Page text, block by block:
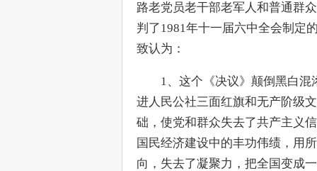
路老党员老干部老军人和普通群
判了1981年十一届六中全会制定
致认为：
1、这个《决议》颠倒黑白混
进人民公社三面红旗和无产阶级
础，使党和群众失去了共产主义
国民经济建设中的丰功伟绩，用
向，失去了凝聚力，把全国变成